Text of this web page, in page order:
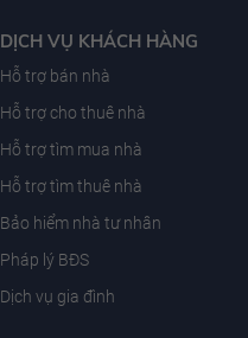
DỊCH VỤ KHÁCH HÀNG
Hỗ trợ bán nhà
Hỗ trợ cho thuê nhà
Hỗ trợ tìm mua nhà
Hỗ trợ tìm thuê nhà
Bảo hiểm nhà tư nhân
Pháp lý BĐS
Dịch vụ gia đình